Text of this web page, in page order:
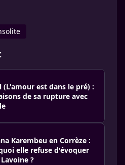
(L'amour est dans le pré) :
de sa rupture avec
Karembeu en Corrèze :
elle refuse d'évoquer
?